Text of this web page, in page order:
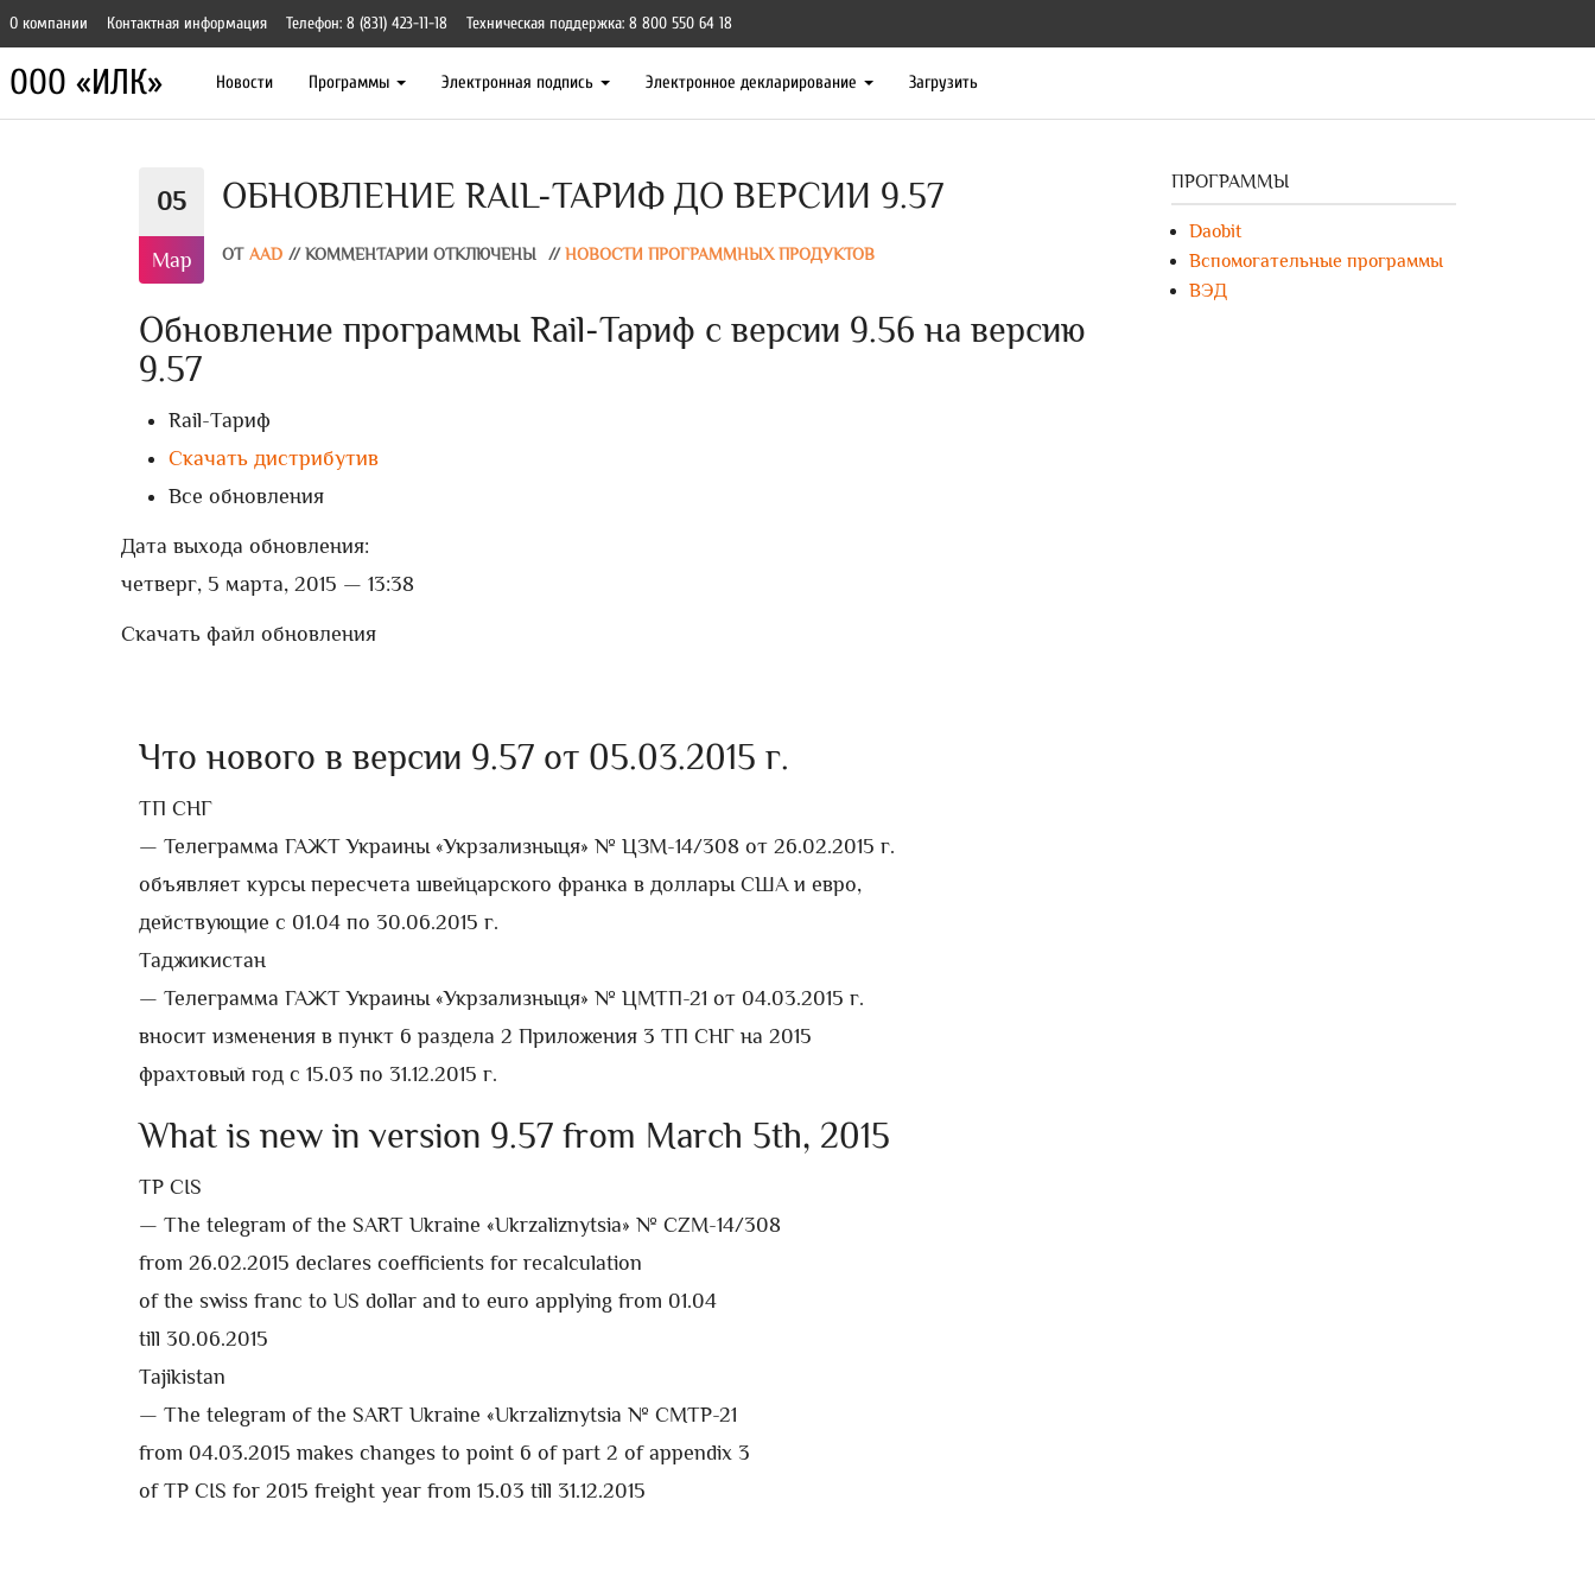
О компании Контактная информация Телефон: 8 (831) 423-11-18 Техническая поддержка: 8 800 550 64 18
ООО «ИЛК» Новости Программы Электронная подпись Электронное декларирование Загрузить
05
Мар
ОБНОВЛЕНИЕ RAIL-ТАРИФ ДО ВЕРСИИ 9.57
ОТ AAD // КОММЕНТАРИИ ОТКЛЮЧЕНЫ // НОВОСТИ ПРОГРАММНЫХ ПРОДУКТОВ
Обновление программы Rail-Тариф с версии 9.56 на версию
9.57
Rail-Тариф
Скачать дистрибутив
Все обновления
Дата выхода обновления:
четверг, 5 марта, 2015 — 13:38
Скачать файл обновления
Что нового в версии 9.57 от 05.03.2015 г.
ТП СНГ
— Телеграмма ГАЖТ Украины «Укрзализныця» № ЦЗМ-14/308 от 26.02.2015 г.
объявляет курсы пересчета швейцарского франка в доллары США и евро,
действующие с 01.04 по 30.06.2015 г.
Таджикистан
— Телеграмма ГАЖТ Украины «Укрзализныця» № ЦМТП-21 от 04.03.2015 г.
вносит изменения в пункт 6 раздела 2 Приложения 3 ТП СНГ на 2015
фрахтовый год с 15.03 по 31.12.2015 г.
What is new in version 9.57 from March 5th, 2015
TP CIS
— The telegram of the SART Ukraine «Ukrzaliznytsia» № CZM-14/308
from 26.02.2015 declares coefficients for recalculation
of the swiss franc to US dollar and to euro applying from 01.04
till 30.06.2015
Tajikistan
— The telegram of the SART Ukraine «Ukrzaliznytsia № CMTP-21
from 04.03.2015 makes changes to point 6 of part 2 of appendix 3
of TP CIS for 2015 freight year from 15.03 till 31.12.2015
ПРОГРАММЫ
Daobit
Вспомогательные программы
ВЭД